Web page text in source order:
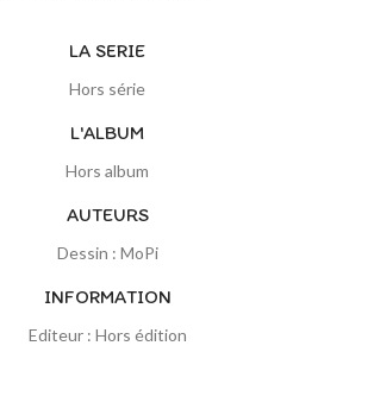
LA SERIE
Hors série
L'ALBUM
Hors album
AUTEURS
Dessin : MoPi
INFORMATION
Editeur : Hors édition